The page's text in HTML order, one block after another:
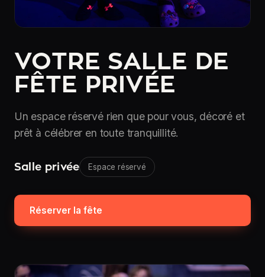
VOTRE SALLE DE
FÊTE PRIVÉE
Un espace réservé rien que pour vous, décoré et
prêt à célébrer en toute tranquillité.
Salle privée Espace réservé
Réserver la fête